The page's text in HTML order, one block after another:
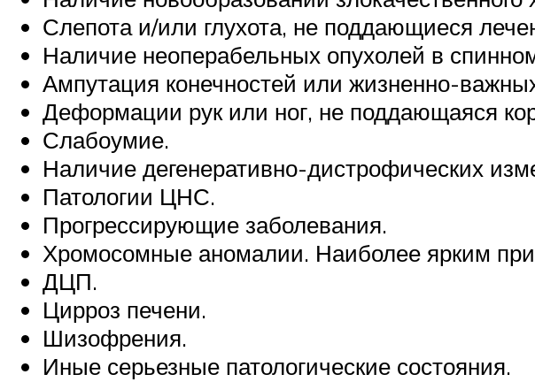
Слепота и/или глухота, не поддающиеся
Наличие неоперабельных опухолей в
Ампутация конечностей или жизненно-
Деформации рук или ног, не поддающаяся
Слабоумие.
Наличие дегенеративно-дистрофических
Патологии ЦНС.
Прогрессирующие заболевания.
Хромосомные аномалии. Наиболее ярким
ДЦП.
Цирроз печени.
Шизофрения.
Иные серьезные патологические состояния.